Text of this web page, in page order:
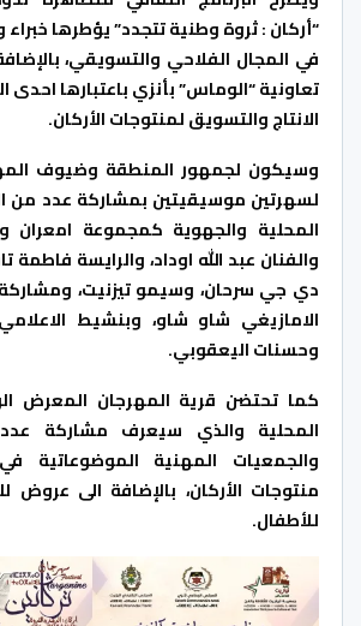
“أركان : ثروة وطنية تتجدد” يؤطرها
في المجال الفلاحي والتسويقي،
تعاونية “الوماس” بأنزي باعتبارها احدى
الانتاج والتسويق لمنتوجات الأركان.
وسيكون لجمهور المنطقة وضيوف
لسهرتين موسيقيتين بمشاركة عدد من
المحلية والجهوية كمجموعة امعران
والفنان عبد الله اوداد، والرايسة فاطمة
دي جي سرحان، وسيمو تيزنيت،
الامازيغي شاو شاو، وبنشيط
وحسنات اليعقوبي.
كما تحتضن قرية المهرجان المعرض
المحلية والذي سيعرف مشاركة عدد
والجمعيات المهنية الموضوعاتية
منتوجات الأركان، بالإضافة الى عروض
للأطفال.